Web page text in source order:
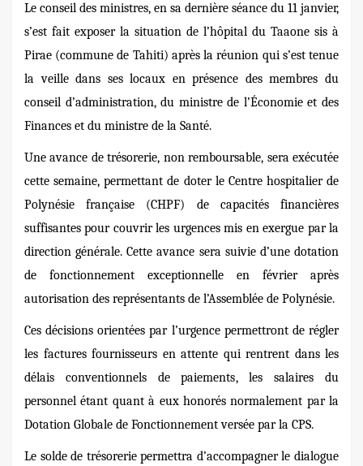
Le conseil des ministres, en sa dernière séance du 11 janvier,
s’est fait exposer la situation de l’hôpital du Taaone sis à
Pirae (commune de Tahiti) après la réunion qui s’est tenue
la veille dans ses locaux en présence des membres du
conseil d’administration, du ministre de l’Économie et des
Finances et du ministre de la Santé.
Une avance de trésorerie, non remboursable, sera exécutée
cette semaine, permettant de doter le Centre hospitalier de
Polynésie française (CHPF) de capacités financières
suffisantes pour couvrir les urgences mis en exergue par la
direction générale. Cette avance sera suivie d’une dotation
de fonctionnement exceptionnelle en février après
autorisation des représentants de l’Assemblée de Polynésie.
Ces décisions orientées par l’urgence permettront de régler
les factures fournisseurs en attente qui rentrent dans les
délais conventionnels de paiements, les salaires du
personnel étant quant à eux honorés normalement par la
Dotation Globale de Fonctionnement versée par la CPS.
Le solde de trésorerie permettra d’accompagner le dialogue